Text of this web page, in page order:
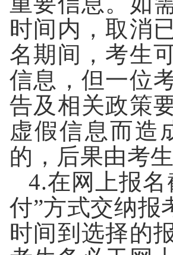
时间内，取消
名期间，考生
信息，但一位
告及相关政策
虚假信息而造
的，后果由考
4.在网上报
付”方式交纳报
时间到选择的